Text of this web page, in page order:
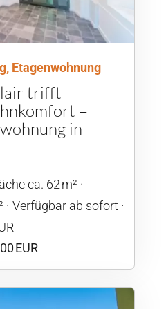
Etagenwohnung
trifft
–
in
ca. 62 m²
Verfügbar ab sofort
EUR